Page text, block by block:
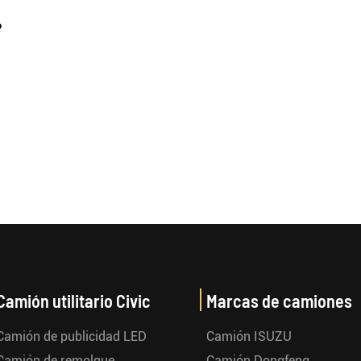
utilitario Civic
de publicidad LED
Marcas de camiones
Camión ISUZU